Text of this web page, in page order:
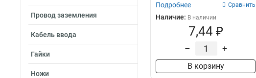
Провод заземления
Кабель ввода
Гайки
Ножи
Подробнее Сравнить
Наличие: В наличии
7,44 ₽
– +
В корзину